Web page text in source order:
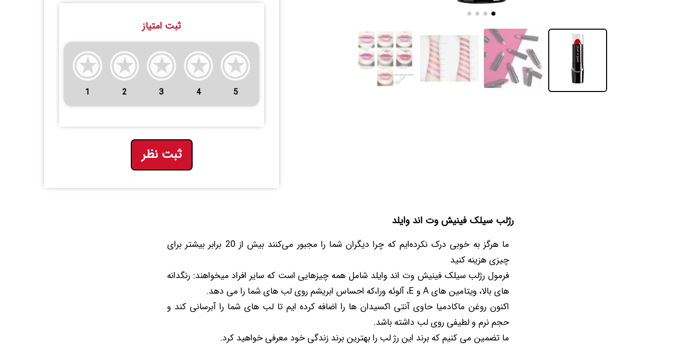
ثبت امتیاز
1 2 3 4 5
ثبت نظر
رژلب سیلک فینیش وت اند وایلد
ما هرگز به خوبی درک نکرده‌ایم که چرا دیگران شما را مجبور می‌کنند بیش از 20 برابر بیشتر برای
چیزی هزینه کنید
فرمول رژلب سیلک فینیش وت اند وایلد شامل همه چیزهایی است که سایر افراد میخواهند: رنگدانه
های بالا، ویتامین های A و E، آلوئه ورا،که احساس ابریشم روی لب های شما را می دهد.
اکنون روغن ماکادمیا حاوی آنتی اکسیدان ها را اضافه کرده ایم تا لب های شما را آبرسانی کند و
حجم نرم و لطیفی روی لب داشته باشد.
ما تضمین می کنیم که برند این رژ لب را بهترین برند زندگی خود معرفی خواهید کرد.